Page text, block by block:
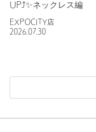
UP⤴️✨ネックレス編
EXPOCITY店
2026.07.30